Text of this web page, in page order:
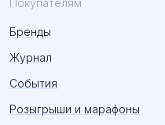
Покупателям
Бренды
Журнал
События
Розыгрыши и марафоны